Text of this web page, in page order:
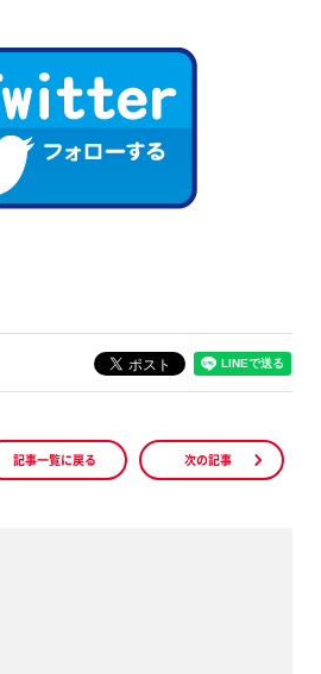
記事一覧に戻る 次の記事